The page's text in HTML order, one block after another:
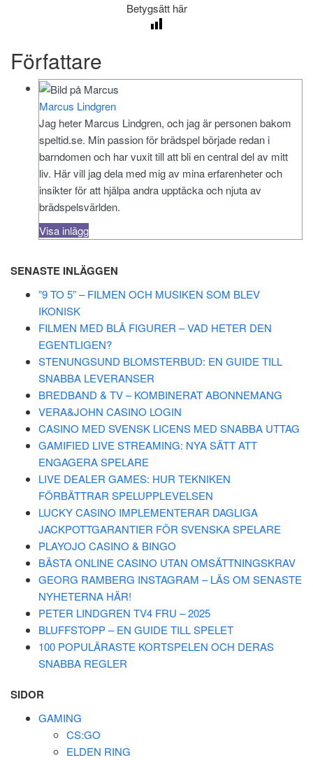
Betygsätt här
Författare
Marcus Lindgren
Jag heter Marcus Lindgren, och jag är personen bakom
speltid.se. Min passion för brädspel började redan i
barndomen och har vuxit till att bli en central del av mitt
liv. Här vill jag dela med mig av mina erfarenheter och
insikter för att hjälpa andra upptäcka och njuta av
brädspelsvärlden.
Visa inlägg
SENASTE INLÄGGEN
”9 TO 5” – FILMEN OCH MUSIKEN SOM BLEV
IKONISK
FILMEN MED BLÅ FIGURER – VAD HETER DEN
EGENTLIGEN?
STENUNGSUND BLOMSTERBUD: EN GUIDE TILL
SNABBA LEVERANSER
BREDBAND & TV – KOMBINERAT ABONNEMANG
VERA&JOHN CASINO LOGIN
CASINO MED SVENSK LICENS MED SNABBA UTTAG
GAMIFIED LIVE STREAMING: NYA SÄTT ATT
ENGAGERA SPELARE
LIVE DEALER GAMES: HUR TEKNIKEN
FÖRBÄTTRAR SPELUPPLEVELSEN
LUCKY CASINO IMPLEMENTERAR DAGLIGA
JACKPOTTGARANTIER FÖR SVENSKA SPELARE
PLAYOJO CASINO & BINGO
BÄSTA ONLINE CASINO UTAN OMSÄTTNINGSKRAV
GEORG RAMBERG INSTAGRAM – LÄS OM SENASTE
NYHETERNA HÄR!
PETER LINDGREN TV4 FRU – 2025
BLUFFSTOPP – EN GUIDE TILL SPELET
100 POPULÄRASTE KORTSPELEN OCH DERAS
SNABBA REGLER
SIDOR
GAMING
CS:GO
ELDEN RING